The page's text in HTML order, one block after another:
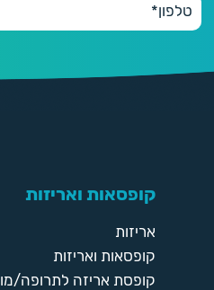
קופסאות ואריזות
אריזות
קופסאות ואריזות
קופסת אריזה לתרופה/